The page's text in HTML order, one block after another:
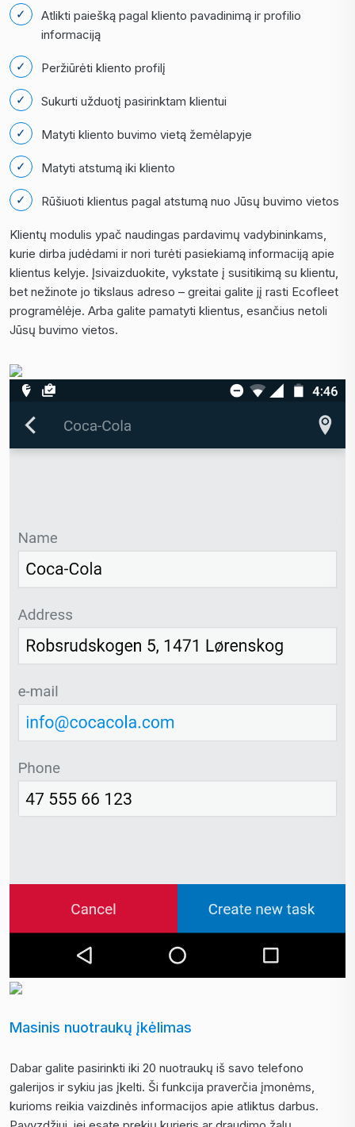
Atlikti paiešką pagal kliento pavadinimą ir profilio
informaciją
Peržiūrėti kliento profilį
Sukurti užduotį pasirinktam klientui
Matyti kliento buvimo vietą žemėlapyje
Matyti atstumą iki kliento
Rūšiuoti klientus pagal atstumą nuo Jūsų buvimo vietos
Klientų modulis ypač naudingas pardavimų vadybininkams,
kurie dirba judėdami ir nori turėti pasiekiamą informaciją apie
klientus kelyje. Įsivaizduokite, vykstate į susitikimą su klientu,
bet nežinote jo tikslaus adreso – greitai galite jį rasti Ecofleet
programėlėje. Arba galite pamatyti klientus, esančius netoli
Jūsų buvimo vietos.
Masinis nuotraukų įkėlimas
Dabar galite pasirinkti iki 20 nuotraukų iš savo telefono
galerijos ir sykiu jas įkelti. Ši funkcija praverčia įmonėms,
kurioms reikia vaizdinės informacijos apie atliktus darbus.